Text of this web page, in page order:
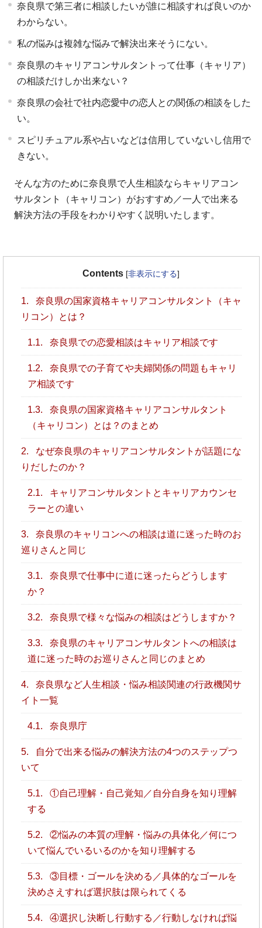
奈良県で第三者に相談したいが誰に相談すれば良いのか
わからない。
私の悩みは複雑な悩みで解決出来そうにない。
奈良県のキャリアコンサルタントって仕事（キャリア）
の相談だけしか出来ない？
奈良県の会社で社内恋愛中の恋人との関係の相談をした
い。
スピリチュアル系や占いなどは信用していないし信用で
きない。
そんな方のために奈良県で人生相談ならキャリアコン
サルタント（キャリコン）がおすすめ／一人で出来る
解決方法の手段をわかりやすく説明いたします。
Contents [非表示にする]
1.
奈良県の国家資格キャリアコンサルタント（キャ
リコン）とは？
1.1. 奈良県での恋愛相談はキャリア相談です
1.2.
奈良県での子育てや夫婦関係の問題もキャリ
ア相談です
1.3.
奈良県の国家資格キャリアコンサルタント
（キャリコン）とは？のまとめ
2.
なぜ奈良県のキャリアコンサルタントが話題にな
りだしたのか？
2.1.
キャリアコンサルタントとキャリアカウンセ
ラーとの違い
3.
奈良県のキャリコンへの相談は道に迷った時のお
巡りさんと同じ
3.1.
奈良県で仕事中に道に迷ったらどうします
か？
3.2. 奈良県で様々な悩みの相談はどうしますか？
3.3.
奈良県のキャリアコンサルタントへの相談は
道に迷った時のお巡りさんと同じのまとめ
4.
奈良県など人生相談・悩み相談関連の行政機関サ
イト一覧
4.1. 奈良県庁
5.
自分で出来る悩みの解決方法の4つのステップつ
いて
5.1.
①自己理解・自己覚知／自分自身を知り理解
する
5.2.
②悩みの本質の理解・悩みの具体化／何につ
いて悩んでいるいるのかを知り理解する
5.3.
③目標・ゴールを決める／具体的なゴールを
決めさえすれば選択肢は限られてくる
5.4.
④選択し決断し行動する／行動しなければ悩